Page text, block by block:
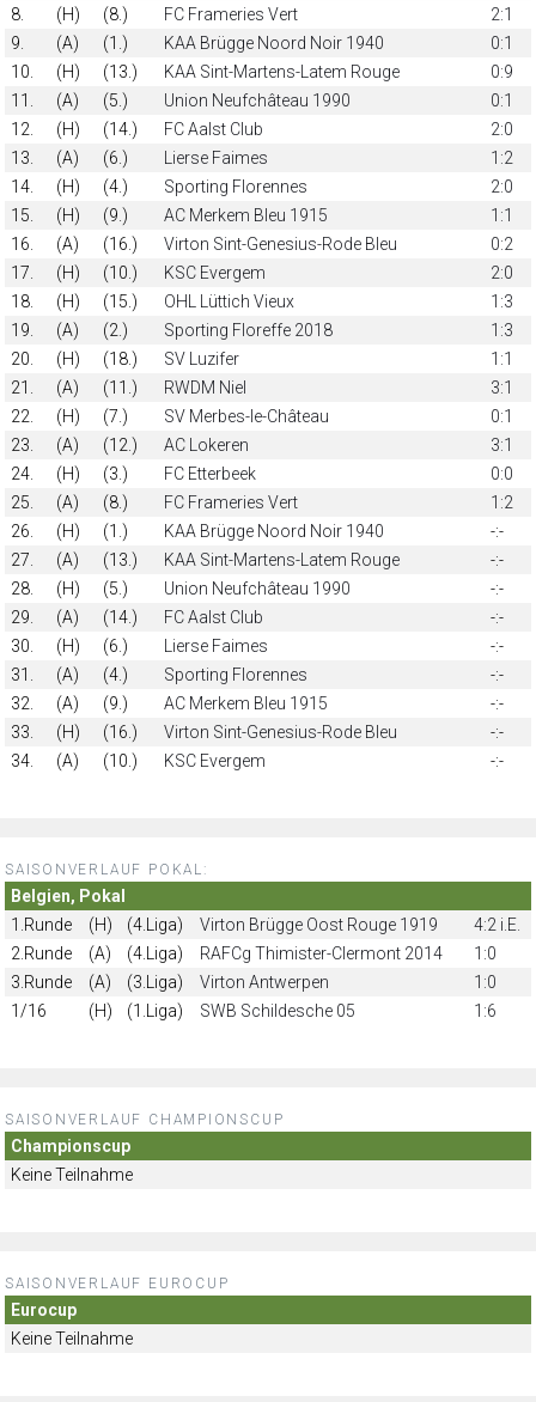
8.
(H) (8.) FC Frameries Vert
2:1
9.
(A) (1.) KAA Brügge Noord Noir 1940
0:1
10.
(H) (13.) KAA Sint-Martens-Latem Rouge
0:9
11.
(A) (5.) Union Neufchâteau 1990
0:1
12.
(H) (14.) FC Aalst Club
2:0
13.
(A) (6.) Lierse Faimes
1:2
14.
(H) (4.) Sporting Florennes
2:0
15.
(H) (9.) AC Merkem Bleu 1915
1:1
16.
(A) (16.) Virton Sint-Genesius-Rode Bleu
0:2
17.
(H) (10.) KSC Evergem
2:0
18.
(H) (15.) OHL Lüttich Vieux
1:3
19.
(A) (2.) Sporting Floreffe 2018
1:3
20.
(H) (18.) SV Luzifer
1:1
21.
(A) (11.) RWDM Niel
3:1
22.
(H) (7.) SV Merbes-le-Château
0:1
23.
(A) (12.) AC Lokeren
3:1
24.
(H) (3.) FC Etterbeek
0:0
25.
(A) (8.) FC Frameries Vert
1:2
26.
(H) (1.) KAA Brügge Noord Noir 1940
-:-
27.
(A) (13.) KAA Sint-Martens-Latem Rouge
-:-
28.
(H) (5.) Union Neufchâteau 1990
-:-
29.
(A) (14.) FC Aalst Club
-:-
30.
(H) (6.) Lierse Faimes
-:-
31.
(A) (4.) Sporting Florennes
-:-
32.
(A) (9.) AC Merkem Bleu 1915
-:-
33.
(H) (16.) Virton Sint-Genesius-Rode Bleu
-:-
34.
(A) (10.) KSC Evergem -:-
SAISONVERLAUF POKAL:
Belgien, Pokal
1.Runde
(H) (4.Liga) Virton Brügge Oost Rouge 1919
4:2 i.E.
2.Runde
(A) (4.Liga) RAFCg Thimister-Clermont 2014
1:0
3.Runde
(A) (3.Liga) Virton Antwerpen
1:0
1/16
(H) (1.Liga) SWB Schildesche 05 1:6
SAISONVERLAUF CHAMPIONSCUP
Championscup
Keine Teilnahme
SAISONVERLAUF EUROCUP
Eurocup
Keine Teilnahme